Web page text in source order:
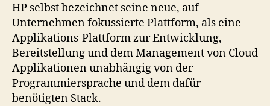
HP selbst bezeichnet seine neue, auf
Unternehmen fokussierte Plattform, als eine
Applikations-Plattform zur Entwicklung,
Bereitstellung und dem Management von Cloud
Applikationen unabhängig von der
Programmiersprache und dem dafür
benötigten Stack.